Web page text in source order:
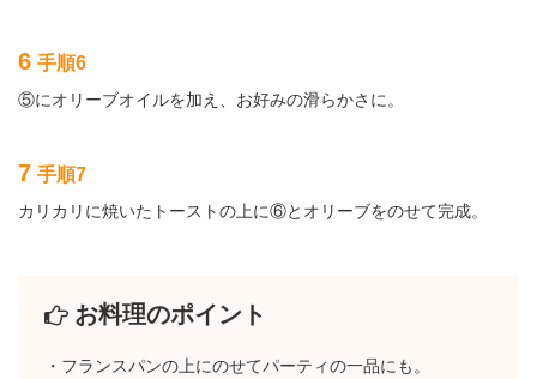
6 手順6
⑤にオリーブオイルを加え、お好みの滑らかさに。
7 手順7
カリカリに焼いたトーストの上に⑥とオリーブをのせて完成。
お料理のポイント
・フランスパンの上にのせてパーティの一品にも。